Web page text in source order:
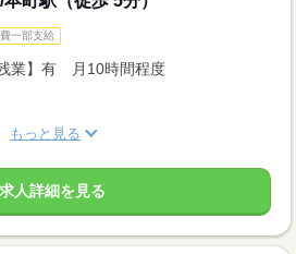
一部支給
業】有 月10時間程度
もっと見る
求人詳細を見る